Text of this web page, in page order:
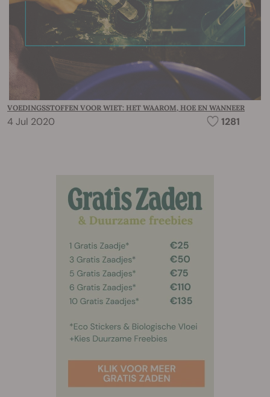
VOEDINGSSTOFFEN VOOR WIET: HET WAAROM, HOE EN WANNEER
4 Jul 2020 1281